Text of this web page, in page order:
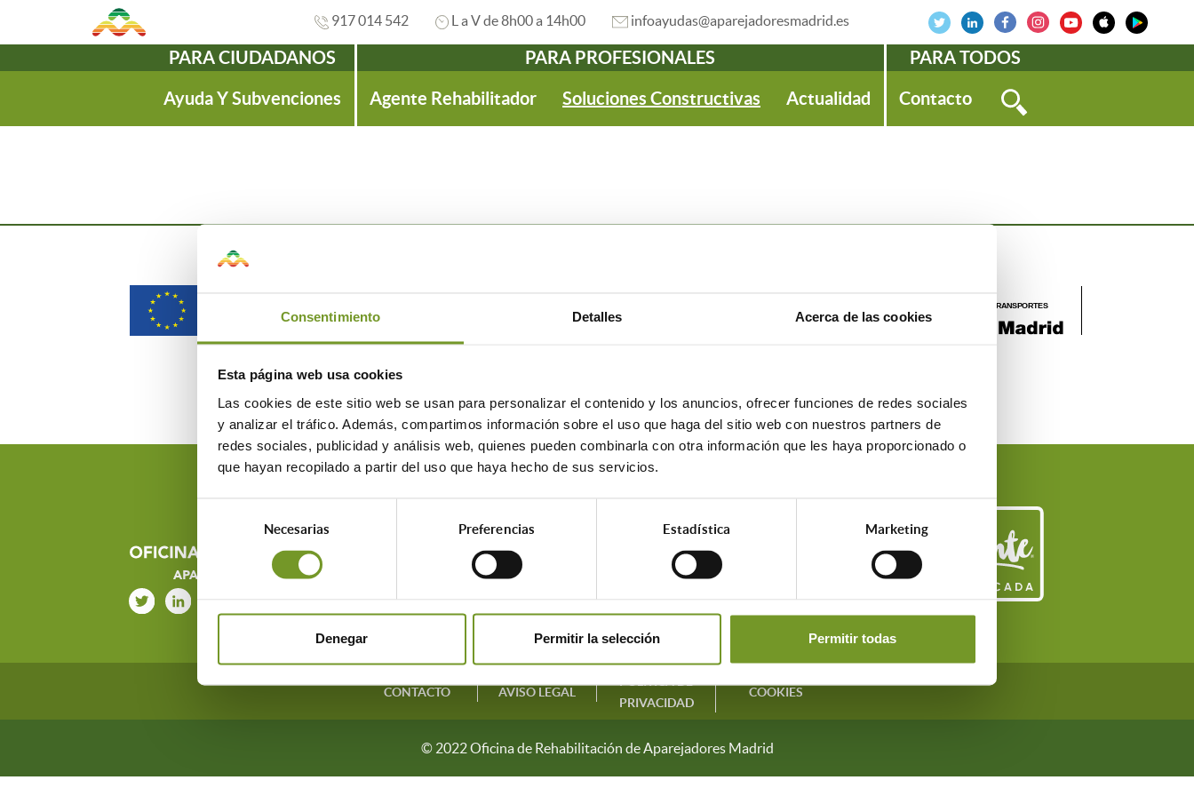
Consentimiento Detalles Acerca de las cookies
Esta página web usa cookies
Las cookies de este sitio web se usan para personalizar el contenido y los anuncios, ofrecer funciones de redes sociales
y analizar el tráfico. Además, compartimos información sobre el uso que haga del sitio web con nuestros partners de
redes sociales, publicidad y análisis web, quienes pueden combinarla con otra información que les haya proporcionado o
que hayan recopilado a partir del uso que haya hecho de sus servicios.
consentimiento
Necesarias Preferencias Estadística Marketing
Denegar Permitir la selección Permitir todas
917 014 542 L a V de 8h00 a 14h00 infoayudas@aparejadoresmadrid.es
Navegación
PARA CIUDADANOS
Ayuda Y Subvenciones
PARA PROFESIONALES
Agente Rehabilitador
Soluciones Constructivas Actualidad
PARA TODOS
Contacto
C/ Maestro Victoria, 3
28013 Madrid
917 014 542
CONTACTO AVISO LEGAL
POLÍTICA DE
PRIVACIDAD
COOKIES
© 2022 Oficina de Rehabilitación de Aparejadores Madrid